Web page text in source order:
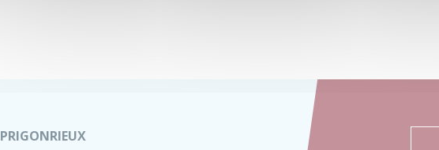
PRIGONRIEUX